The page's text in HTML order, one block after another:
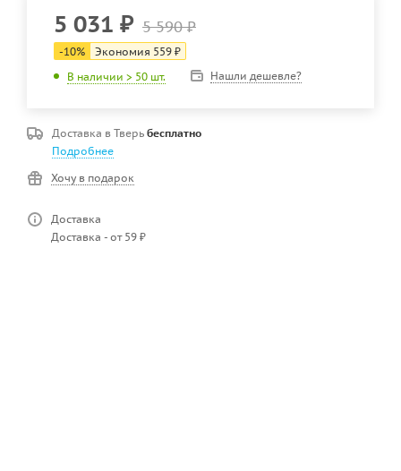
5 031 ₽ 5 590₽
-10% Экономия 559 ₽
В наличии > 50 шт.
Нашли дешевле?
Доставка в Тверь бесплатно
Подробнее
Хочу в подарок
Доставка
Доставка - от 59 ₽